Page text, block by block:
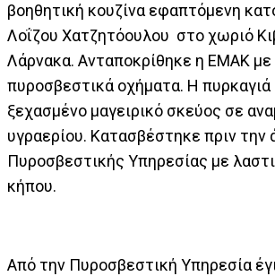
βοηθητική κουζίνα εφαπτόμενη
Λοΐζου Χατζητόουλου στο χωριό
Λάρνακα. Ανταποκρίθηκε η ΕΜΑΚ με
πυροσβεστικά οχήματα. Η πυρκαγιά
ξεχασμένο μαγειρικό σκεύος σε
υγραερίου. Κατασβέστηκε πριν την
Πυροσβεστικής Υπηρεσίας με
κήπου.
Από την Πυροσβεστική Υπηρεσία